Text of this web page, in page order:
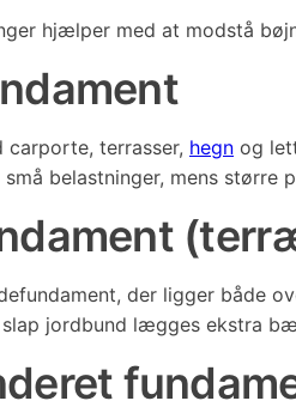
hjælper med at modstå
carporte, terrasser, hegn og
belastninger, mens
der ligger både
slap jordbund lægges ekstra